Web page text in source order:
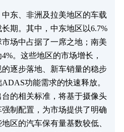
东、非洲及拉美地区的车载
期。其中，中东地区以6.7%
场中占据了一席之地；南美
。这些地区的市场增长，
逐步落地、新车销量的稳步
功能需求的快速释放。
台的相关标准，将基于摄像头
制配置，为市场提供了明确
区的汽车保有量基数较低、